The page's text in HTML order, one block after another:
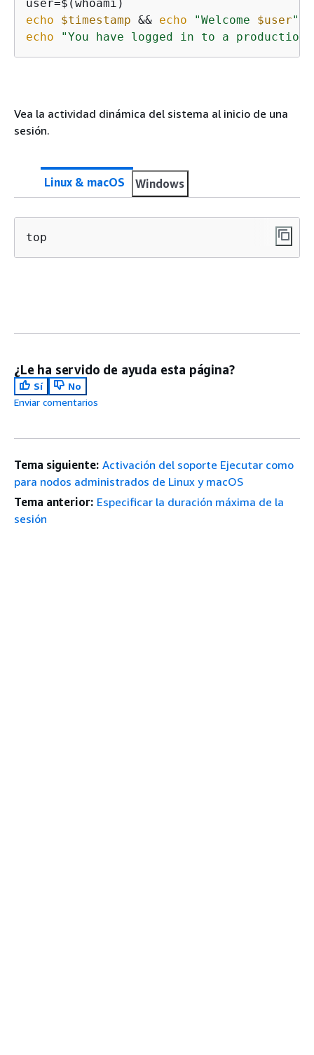
echo
$timestamp && echo "Welcome $user"
echo
"You have logged in to a
Vea la actividad dinámica del sistema al inicio de una
sesión.
Linux & macOS Windows
top
¿Le ha servido de ayuda esta página?
Sí
No
Enviar comentarios
Tema siguiente: Activación del soporte Ejecutar como
para nodos administrados de Linux y macOS
Tema anterior: Especificar la duración máxima de la
sesión